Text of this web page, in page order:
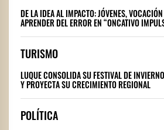
DE LA IDEA AL IMPACTO: JÓVENES,
APRENDER DEL ERROR EN “ONCATIVO
TURISMO
LUQUE CONSOLIDA SU FESTIVAL DE
Y PROYECTA SU CRECIMIENTO REGIONAL
POLÍTICA